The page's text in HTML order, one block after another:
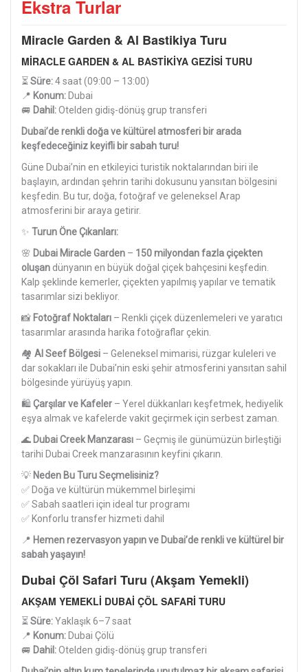
Ekstra Turlar
Miracle Garden & Al Bastikiya Turu
MİRACLE GARDEN & AL BASTİKİYA GEZİSİ TURU
⏳Süre:4 saat (09:00 – 13:00)
📍 Konum: Dubai
🚐 Dahil:Otelden gidiş-dönüş grup transferi
Dubai’de renkli doğa ve kültürel atmosferi bir arada
keşfedeceğiniz keyifli bir sabah turu!
Güne Dubai’nin en etkileyici turistik noktalarından biri ile
başlayın, ardından şehrin tarihi dokusunu yansıtan bölgesini
keşfedin. Bu tur, doğa, fotoğraf ve geleneksel Arap
atmosferini bir araya getirir.
✨ Turun Öne Çıkanları:
🌸 Dubai Miracle Garden – 150 milyondan fazla çiçekten
oluşan dünyanın en büyük doğal çiçek bahçesini keşfedin.
Kalp şeklinde kemerler, çiçekten yapılmış yapılar ve tematik
tasarımlar sizi bekliyor.
📸 Fotoğraf Noktaları – Renkli çiçek düzenlemeleri ve yaratıcı
tasarımlar arasında harika fotoğraflar çekin.
🏘 Al Seef Bölgesi – Geleneksel mimarisi, rüzgar kuleleri ve
dar sokakları ile Dubai’nin eski şehir atmosferini yansıtan sahil
bölgesinde yürüyüş yapın.
🛍Çarşılar ve Kafeler – Yerel dükkanları keşfetmek, hediyelik
eşya almak ve kafelerde vakit geçirmek için serbest zaman.
🌊 Dubai Creek Manzarası – Geçmiş ile günümüzün birleştiği
tarihi Dubai Creek manzarasının keyfini çıkarın.
💡 Neden Bu Turu Seçmelisiniz?
✅ Doğa ve kültürün mükemmel birleşimi
✅ Sabah saatleri için ideal tur programı
✅ Konforlu transfer hizmeti dahil
📍 Hemen rezervasyon yapın ve Dubai’de renkli ve kültürel bir
sabah yaşayın!
Dubai Çöl Safari Turu (Akşam Yemekli)
AKŞAM YEMEKLİ DUBAİ ÇÖL SAFARİ TURU
⏳Süre:Yaklaşık 6–7 saat
📍 Konum: Dubai Çölü
🚐 Dahil:Otelden gidiş-dönüş grup transferi